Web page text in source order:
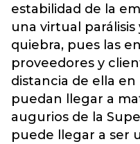
estabilidad de la
una virtual parálisis
quiebra, pues las
proveedores y
distancia de ella
puedan llegar a
augurios de la
puede llegar a ser